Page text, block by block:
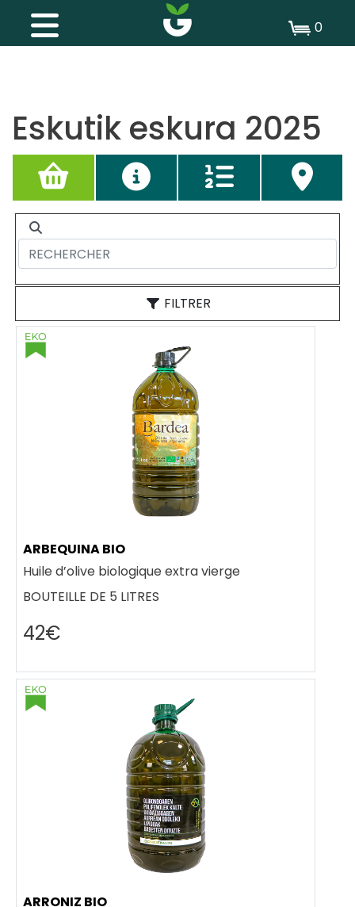
0
Eskutik eskura 2025
FILTRER
ARBEQUINA BIO
Huile d’olive biologique extra vierge
BOUTEILLE DE 5 LITRES
42€
ARRONIZ BIO